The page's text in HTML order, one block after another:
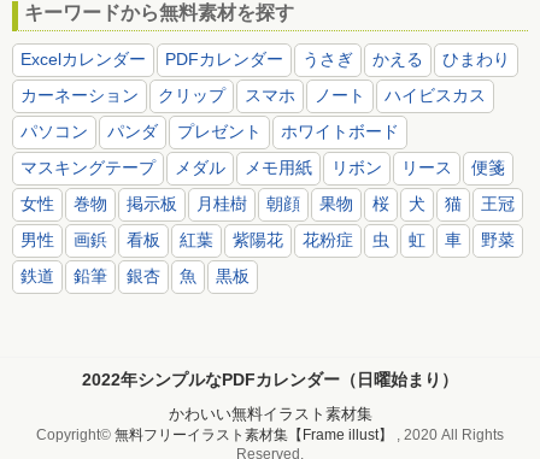
キーワードから無料素材を探す
Excelカレンダー PDFカレンダー うさぎ かえる
ひまわり
カーネーション
クリップ スマホ ノート
ハイビスカス
パソコン
パンダ プレゼント
ホワイトボード
マスキングテープ
メダル メモ用紙 リボン リース
便箋
女性
巻物 掲示板 月桂樹 朝顔 果物 桜 犬 猫
王冠
男性
画鋲 看板 紅葉 紫陽花 花粉症 虫 虹 車
野菜
鉄道
鉛筆 銀杏 魚 黒板
2022年シンプルなPDFカレンダー（日曜始まり）
かわいい無料イラスト素材集
Copyright© 無料フリーイラスト素材集【Frame illust】
, 2020 All Rights
Reserved.